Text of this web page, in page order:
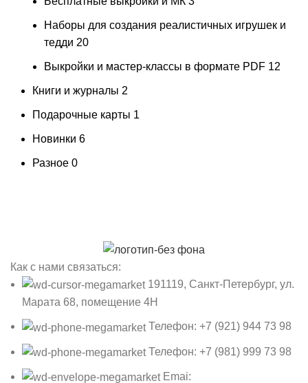
Наборы для создания реалистичных игрушек и
тедди 20
Выкройки и мастер-классы в формате PDF 12
Книги и журналы 2
Подарочные карты 1
Новинки 6
Разное 0
Как с нами связаться:
191119, Санкт-Петербург, ул.
Марата 68, помещение 4Н
Телефон: +7 (921) 944 73 98
Телефон: +7 (981) 999 73 98
Emai: